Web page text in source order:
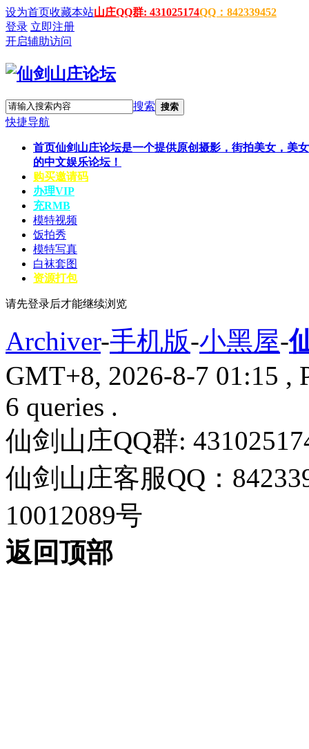
设为首页收藏本站山庄QQ群: 431025174QQ：842339452
登录 立即注册
开启辅助访问
搜索 搜索
快捷导航
首页仙剑山庄论坛是一个提供原创摄影，街拍美女，美
的中文娱乐论坛！
购买邀请码
办理VIP
充RMB
模特视频
饭拍秀
模特写真
白袜套图
资源打包
请先登录后才能继续浏览
Archiver-手机版-小黑屋-
GMT+8, 2026-8-7 01:15 ,
6 queries .
仙剑山庄QQ群:
仙剑山庄客服QQ：
10012089号
返回顶部